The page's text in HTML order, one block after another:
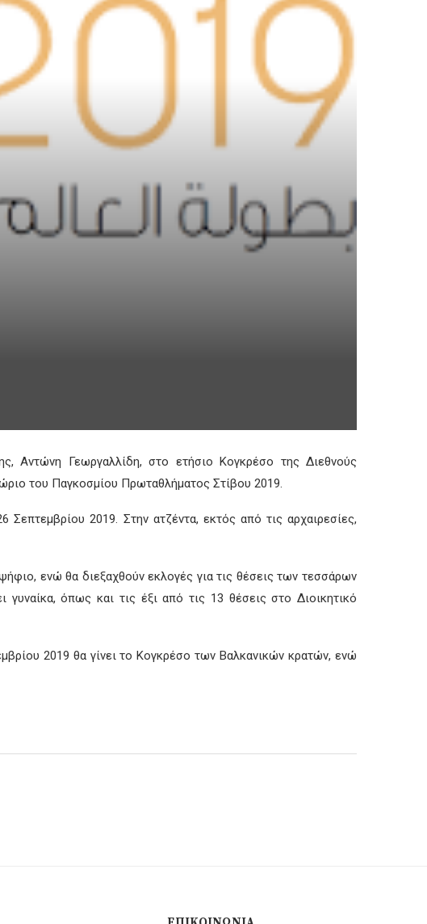
Αντώνη Γεωργαλλίδη, στο ετήσιο Κογκρέσο της Διεθνούς
του Παγκοσμίου Πρωταθλήματος Στίβου 2019.
2019. Στην ατζέντα, εκτός από τις αρχαιρεσίες,
ενώ θα διεξαχθούν εκλογές για τις θέσεις των τεσσάρων
όπως και τις έξι από τις 13 θέσεις στο Διοικητικό
2019 θα γίνει το Κογκρέσο των Βαλκανικών κρατών, ενώ